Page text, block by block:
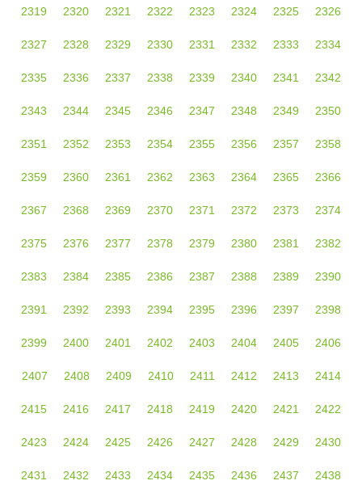
2319 2320 2321 2322 2323 2324 2325 2326
2327 2328 2329 2330 2331 2332 2333 2334
2335 2336 2337 2338 2339 2340 2341 2342
2343 2344 2345 2346 2347 2348 2349 2350
2351 2352 2353 2354 2355 2356 2357 2358
2359 2360 2361 2362 2363 2364 2365 2366
2367 2368 2369 2370 2371 2372 2373 2374
2375 2376 2377 2378 2379 2380 2381 2382
2383 2384 2385 2386 2387 2388 2389 2390
2391 2392 2393 2394 2395 2396 2397 2398
2399 2400 2401 2402 2403 2404 2405 2406
2407 2408 2409 2410 2411 2412 2413 2414
2415 2416 2417 2418 2419 2420 2421 2422
2423 2424 2425 2426 2427 2428 2429 2430
2431 2432 2433 2434 2435 2436 2437 2438